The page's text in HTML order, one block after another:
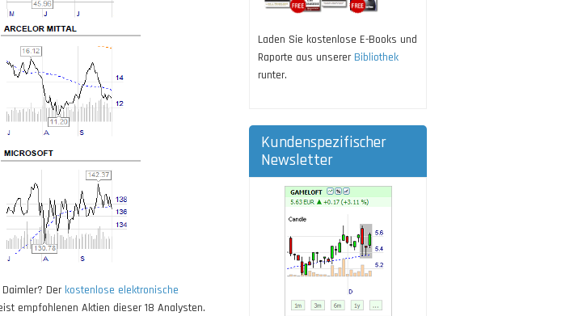
Der kostenlose elektronische
empfohlenen Aktien dieser 18 Analysten.
Laden Sie kostenlose E-Books und
Raporte aus unserer Bibliothek
runter.
Kundenspezifischer
Newsletter